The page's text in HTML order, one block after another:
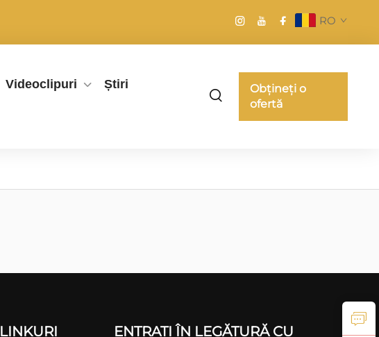
RO
Videoclipuri
Știri
Obțineți o
ofertă
LINKURI
ENTRATI ÎN LEGĂTURĂ CU